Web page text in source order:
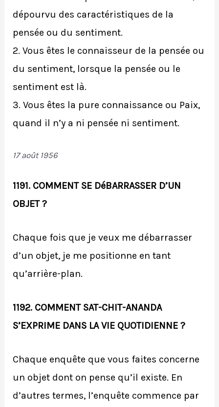
dépourvu des caractéristiques de la
pensée ou du sentiment.
2. Vous êtes le connaisseur de la pensée ou
du sentiment, lorsque la pensée ou le
sentiment est là.
3. Vous êtes la pure connaissance ou Paix,
quand il n’y a ni pensée ni sentiment.
17 août 1956
1191. COMMENT SE DéBARRASSER D’UN
OBJET ?
Chaque fois que je veux me débarrasser
d’un objet, je me positionne en tant
qu’arrière-plan.
1192. COMMENT SAT-CHIT-ANANDA
S’EXPRIME DANS LA VIE QUOTIDIENNE ?
Chaque enquête que vous faites concerne
un objet dont on pense qu’il existe. En
d’autres termes, l’enquête commence par